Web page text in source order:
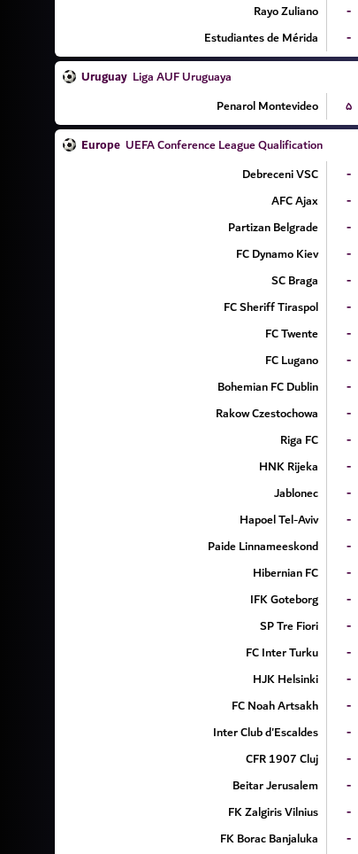
Rayo Zuliano
-
Estudiantes de Mérida
-
Uruguay Liga AUF Uruguaya
Penarol Montevideo
۵
Europe UEFA Conference League Qualification
Debreceni VSC
-
AFC Ajax
-
Partizan Belgrade
-
FC Dynamo Kiev
-
SC Braga
-
FC Sheriff Tiraspol
-
FC Twente
-
FC Lugano
-
Bohemian FC Dublin
-
Rakow Czestochowa
-
Riga FC
-
HNK Rijeka
-
Jablonec
-
Hapoel Tel-Aviv
-
Paide Linnameeskond
-
Hibernian FC
-
IFK Goteborg
-
SP Tre Fiori
-
FC Inter Turku
-
HJK Helsinki
-
FC Noah Artsakh
-
Inter Club d'Escaldes
-
CFR 1907 Cluj
-
Beitar Jerusalem
-
FK Zalgiris Vilnius
-
FK Borac Banjaluka
-